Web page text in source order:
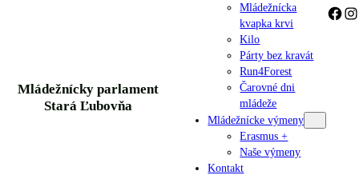
Mládežnícky parlament
Stará Ľubovňa
Mládežnícka
kvapka krvi
Kilo
Párty bez kravát
Run4Forest
Čarovné dni
mládeže
Mládežnícke výmeny
Erasmus +
Naše výmeny
Kontakt
Facebook Instagram